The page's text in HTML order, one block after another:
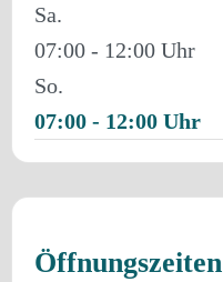
Sa.
07:00 - 12:00
So.
07:00 - 12:00
Öffnungszeiten